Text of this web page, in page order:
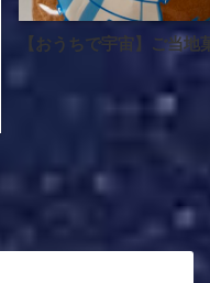
【おうちで宇宙】ご当地